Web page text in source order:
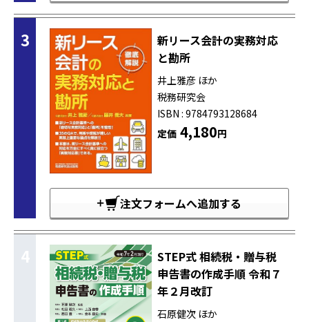
3
新リース会計の実務対応
と勘所
井上雅彦 ほか
税務研究会
ISBN : 9784793128684
定価4,180円
注文フォームへ追加する
4
STEP式 相続税・贈与税
申告書の作成手順 令和７
年２月改訂
石原健次 ほか